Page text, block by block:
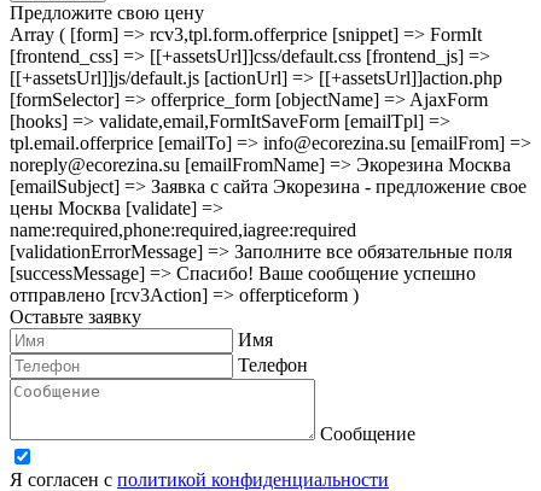
Предложите свою цену
Array ( [form] => rcv3,tpl.form.offerprice [snippet] => FormIt
[frontend_css] => [[+assetsUrl]]css/default.css [frontend_js] =>
[[+assetsUrl]]js/default.js [actionUrl] => [[+assetsUrl]]action.php
[formSelector] => offerprice_form [objectName] => AjaxForm
[hooks] => validate,email,FormItSaveForm [emailTpl] =>
tpl.email.offerprice [emailTo] => info@ecorezina.su [emailFrom] =>
noreply@ecorezina.su [emailFromName] => Экорезина Москва
[emailSubject] => Заявка с сайта Экорезина - предложение свое
цены Москва [validate] =>
name:required,phone:required,iagree:required
[validationErrorMessage] => Заполните все обязательные поля
[successMessage] => Спасибо! Ваше сообщение успешно
отправлено [rcv3Action] => offerpticeform )
Оставьте заявку
Имя
Телефон
Сообщение
Я согласен с политикой конфиденциальности